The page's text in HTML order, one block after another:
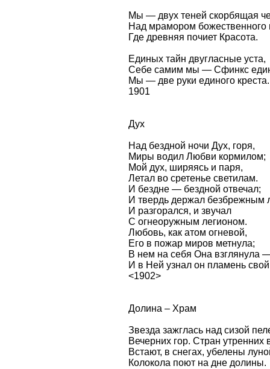
Мы — двух теней скорбящая
Над мрамором божественного
Где древняя почиет Красота.
Единых тайн двугласные уста,
Себе самим мы — Сфинкс
Мы — две руки единого креста.
1901
Дух
Над бездной ночи Дух, горя,
Миры водил Любви кормилом;
Мой дух, ширяясь и паря,
Летал во сретенье светилам.
И бездне — бездной отвечал;
И твердь держал безбрежным
И разгорался, и звучал
С огнеоружным легионом.
Любовь, как атом огневой,
Его в пожар миров метнула;
В нем на себя Она взглянула
И в Ней узнал он пламень
<1902>
Долина – Храм
Звезда зажглась над сизой
Вечерних гор. Стран
Встают, в снегах, убелены
Колокола поют на дне долины.